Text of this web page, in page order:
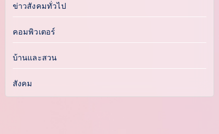
ข่าวสังคมทั่วไป
คอมพิวเตอร์
บ้านและสวน
สังคม